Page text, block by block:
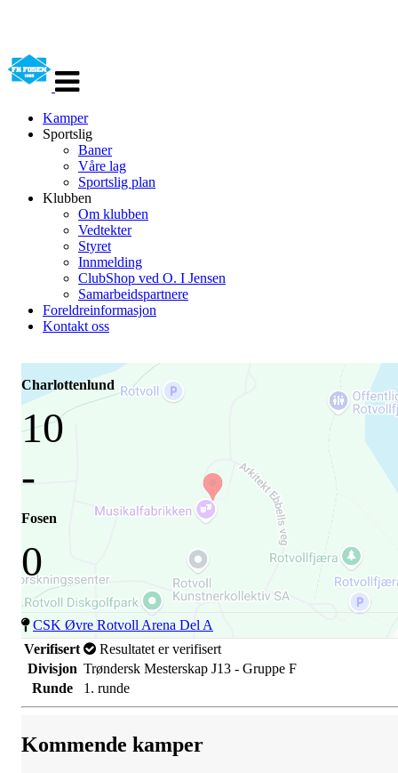
navigasjon
Kamper
Sportslig
Baner
Våre lag
Sportslig plan
Klubben
Om klubben
Vedtekter
Styret
Innmelding
ClubShop ved O. I Jensen
Samarbeidspartnere
Foreldreinformasjon
Kontakt oss
Charlottenlund
10
-
Fosen
0
CSK Øvre Rotvoll Arena Del A
Verifisert
Resultatet er verifisert
Divisjon Trøndersk Mesterskap J13 - Gruppe F
Runde
1. runde
Kommende kamper